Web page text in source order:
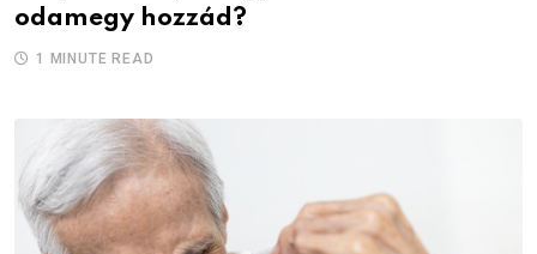
odamegy hozzád?
1 MINUTE READ